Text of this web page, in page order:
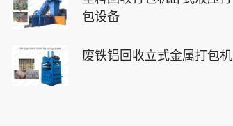
包设备
废铁铝回收立式金属打包机